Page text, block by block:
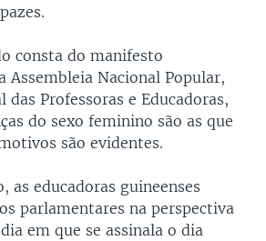
consta do manifesto
Assembleia Nacional Popular,
das Professoras e Educadoras,
do sexo feminino são as que
são evidentes.
as educadoras guineenses
parlamentares na perspectiva
em que se assinala o dia